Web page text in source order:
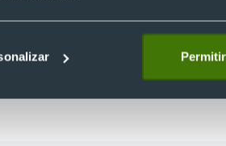
Desde 0,19 €